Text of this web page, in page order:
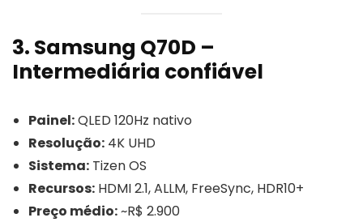
3. Samsung Q70D –
Intermediária confiável
Painel:QLED 120Hz nativo
Resolução: 4K UHD
Sistema: Tizen OS
Recursos: HDMI 2.1, ALLM, FreeSync, HDR10+
Preço médio:~R$ 2.900